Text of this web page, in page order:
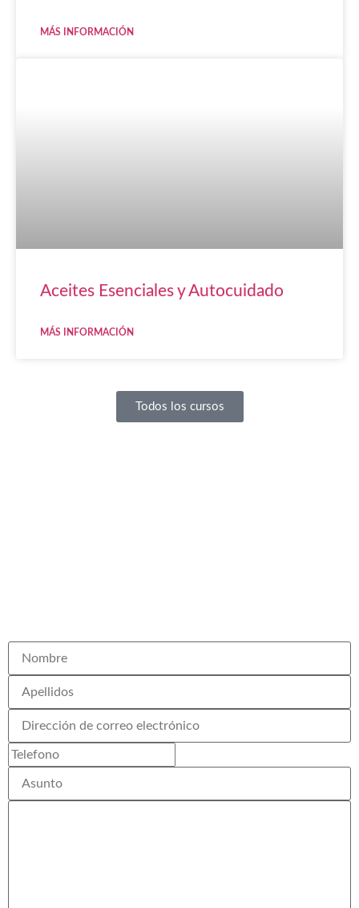
MÁS INFORMACIÓN
Aceites Esenciales y Autocuidado
MÁS INFORMACIÓN
Todos los cursos